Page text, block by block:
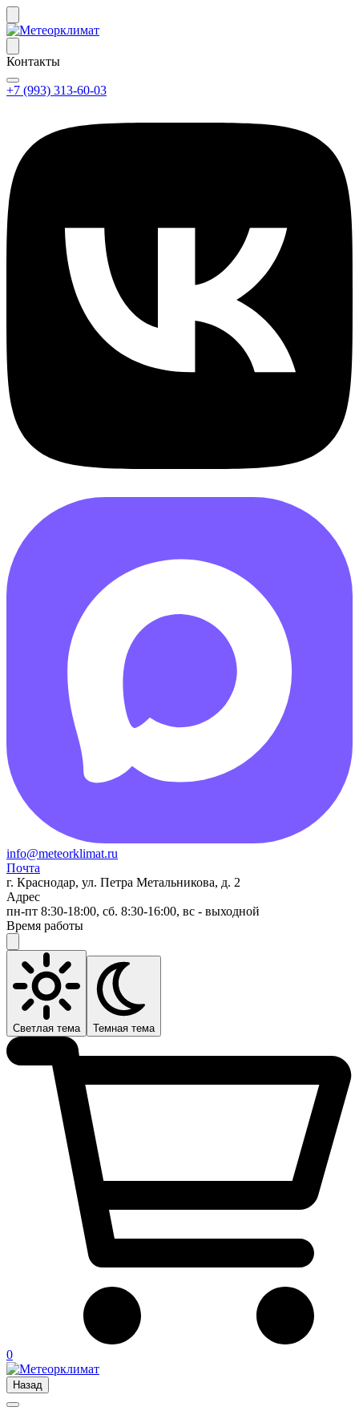
Контакты
+7 (993) 313-60-03
info@meteorklimat.ru
Почта
г. Краснодар, ул. Петра Метальникова, д. 2
Адрес
пн-пт 8:30-18:00, сб. 8:30-16:00, вс - выходной
Время работы
Светлая тема Темная тема
0
Назад